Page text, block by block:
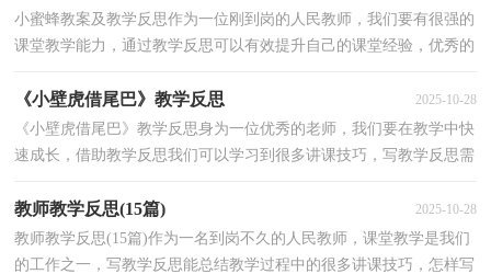
小蜜蜂教案及教学反思作为一位刚到岗的人民教师，我们要有很强的
课堂教学能力，通过教学反思可以有效提升自己的课堂经验，优秀的
《小壁虎借尾巴》教学反思 2025-10-28
《小壁虎借尾巴》教学反思身为一位优秀的老师，我们要在教学中快
速成长，借助教学反思我们可以学习到很多讲课技巧，写教学反思需
教师教学反思(15篇) 2025-10-28
教师教学反思(15篇)作为一名到岗不久的人民教师，课堂教学是我们
的工作之一，写教学反思能总结教学过程中的很多讲课技巧，怎样写